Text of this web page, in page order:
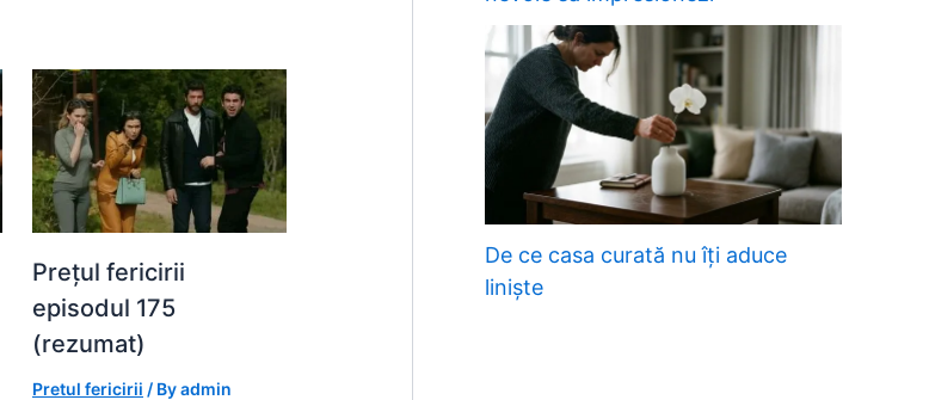
Prețul fericirii
episodul 175
(rezumat)
Pretul fericirii / Byadmin
De ce casa curată nu îți aduce
liniște